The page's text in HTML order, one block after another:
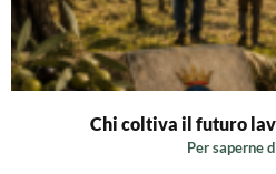
Chi coltiva il futuro
Per saperne